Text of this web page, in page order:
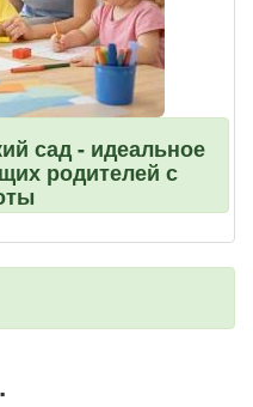
сад - идеальное
родителей с